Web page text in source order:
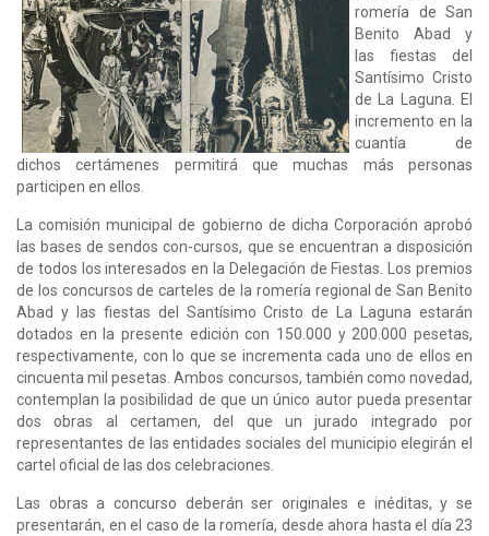
romería de San
Benito Abad y
las fiestas del
Santísimo Cristo
de La Laguna. El
incremento en la
cuantía de
dichos certámenes permitirá que muchas más personas
participen en ellos.
La comisión municipal de gobierno de dicha Corporación aprobó
las bases de sendos con-cursos, que se encuentran a disposición
de todos los interesados en la Delegación de Fiestas. Los premios
de los concursos de carteles de la romería regional de San Benito
Abad y las fiestas del Santísimo Cristo de La Laguna estarán
dotados en la presente edición con 150.000 y 200.000 pesetas,
respectivamente, con lo que se incrementa cada uno de ellos en
cincuenta mil pesetas. Ambos concursos, también como novedad,
contemplan la posibilidad de que un único autor pueda presentar
dos obras al certamen, del que un jurado integrado por
representantes de las entidades sociales del municipio elegirán el
cartel oficial de las dos celebraciones.
Las obras a concurso deberán ser originales e inéditas, y se
presentarán, en el caso de la romería, desde ahora hasta el día 23